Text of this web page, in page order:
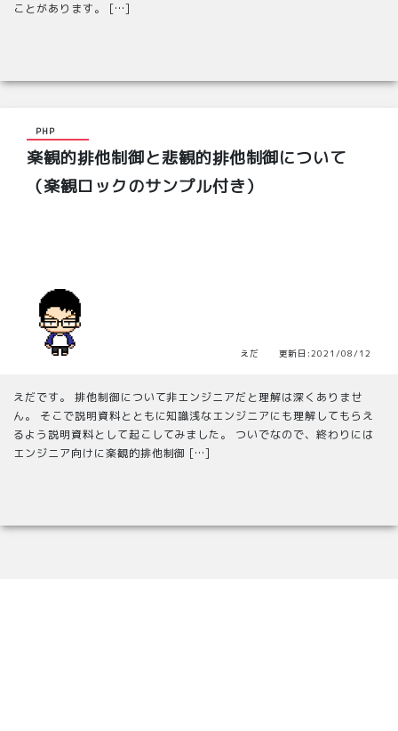
ことがあります。 […]
PHP
楽観的排他制御と悲観的排他制御について
（楽観ロックのサンプル付き）
えだ 更新日:2021/08/12
えだです。 排他制御について非エンジニアだと理解は深くありませ
ん。 そこで説明資料とともに知識浅なエンジニアにも理解してもらえ
るよう説明資料として起こしてみました。 ついでなので、終わりには
エンジニア向けに楽観的排他制御 […]